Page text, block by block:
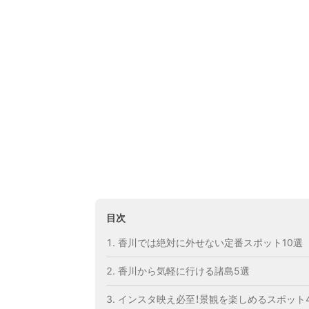
目次
香川では絶対に外せない定番スポット10選
香川から気軽に行ける諸島5選
インスタ映え必至！景観を楽しめるスポット